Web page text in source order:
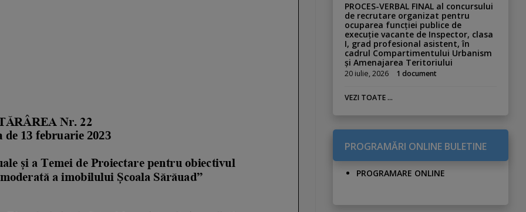
PROCES-VERBAL FINAL al concursului
de recrutare organizat pentru
ocuparea funcției publice de
execuție vacante de Inspector, clasa
I, grad profesional asistent, în
cadrul Compartimentului Urbanism
și Amenajarea Teritoriului
20 iulie, 2026 1 document
VEZI TOATE ...
PROGRAMĂRI ONLINE BULETINE
PROGRAMARE ONLINE